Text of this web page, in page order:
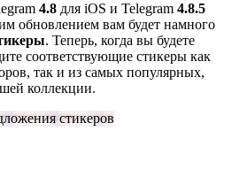
4.8 для iOS и Telegram 4.8.5
обновлением вам будет намного
. Теперь, когда вы будете
соответствующие стикеры как
так и из самых популярных,
коллекции.